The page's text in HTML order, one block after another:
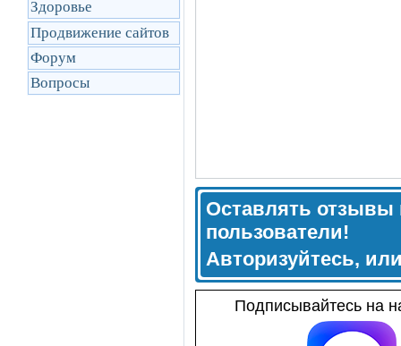
Здоровье
Продвижение сайтов
Форум
Вопросы
Оставлять отзывы
пользователи!
Авторизуйтесь,
Подписывайтесь на